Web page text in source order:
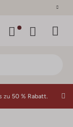
zu 50 % Rabatt.